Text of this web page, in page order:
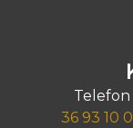
Telefon
36 93 10